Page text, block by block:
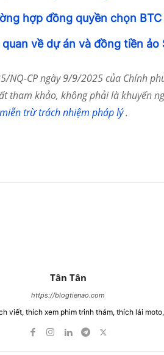
hợp đồng quyền chọn
về dự án và đồng tiền ảo
NQ-CP ngày 9/9/2025 của Chính
tham khảo, không phải là khuyến
trừ trách nhiệm pháp lý.
Tân Tân
https://blogtienao.com
viết, thích xem phim trinh thám, thích lái